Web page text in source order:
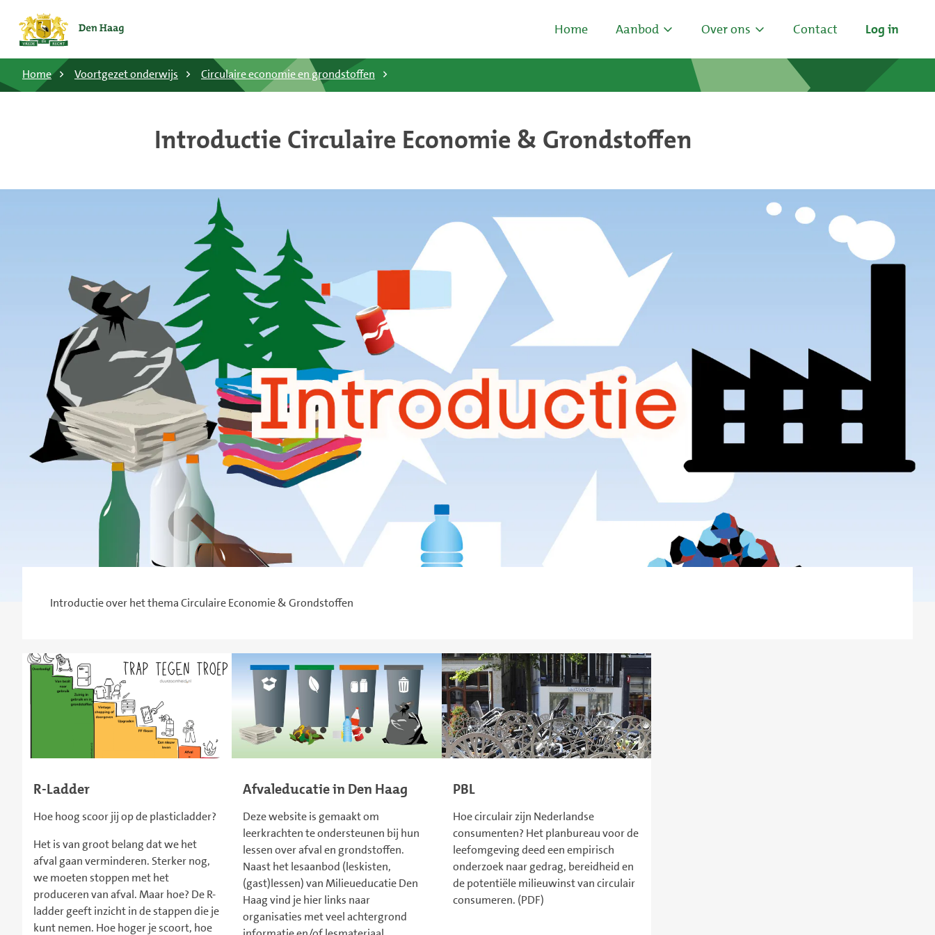
Home Aanbod Over ons Contact Log in
Home Voortgezet onderwijs Circulaire economie en grondstoffen
Introductie Circulaire Economie & Grondstoffen
Introductie over het thema Circulaire Economie & Grondstoffen
R-Ladder
Hoe hoog scoor jij op de plasticladder?
Het is van groot belang dat we het
afval gaan verminderen. Sterker nog,
we moeten stoppen met het
produceren van afval. Maar hoe? De R-
ladder geeft inzicht in de stappen die je
kunt nemen. Hoe hoger je scoort, hoe
Afvaleducatie in Den Haag
Deze website is gemaakt om
leerkrachten te ondersteunen bij hun
lessen over afval en grondstoffen.
Naast het lesaanbod (leskisten,
(gast)lessen) van Milieueducatie Den
Haag vind je hier links naar
organisaties met veel achtergrond
PBL
Hoe circulair zijn Nederlandse
consumenten? Het planbureau voor de
leefomgeving deed een empirisch
onderzoek naar gedrag, bereidheid en
de potentiële milieuwinst van circulair
consumeren. (PDF)